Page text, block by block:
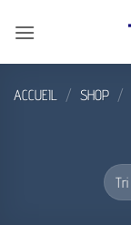
ACCUEIL / SHOP /